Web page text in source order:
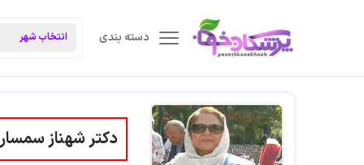
دسته بندی
دکتر شهناز